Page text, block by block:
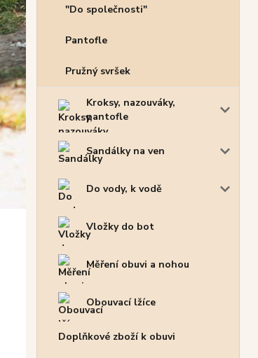
"Do společnosti"
Pantofle
Pružný svršek
Kroksy, nazouváky,
pantofle
Sandálky na ven
Do vody, k vodě
Vložky do bot
Měření obuvi a nohou
Obouvací lžíce
Doplňkové zboží k obuvi